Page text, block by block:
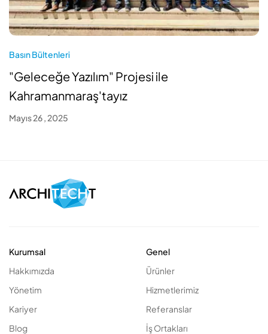
Basın Bültenleri
"Geleceğe Yazılım" Projesi ile
Kahramanmaraş'tayız
Mayıs 26 , 2025
Kurumsal
Hakkımızda
Yönetim
Kariyer
Blog
Genel
Ürünler
Hizmetlerimiz
Referanslar
İş Ortakları